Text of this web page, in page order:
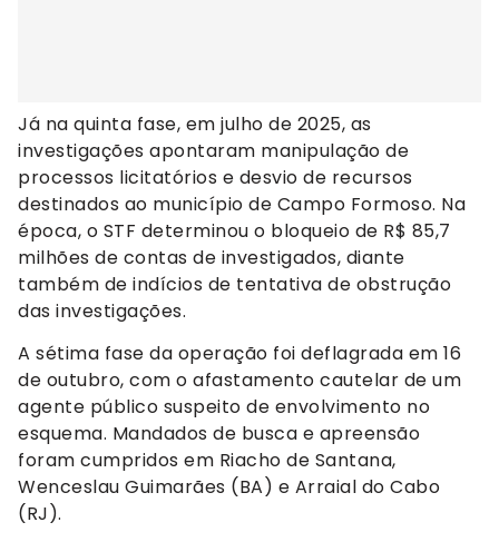
Já na quinta fase, em julho de 2025, as
investigações apontaram manipulação de
processos licitatórios e desvio de recursos
destinados ao município de Campo Formoso. Na
época, o STF determinou o bloqueio de R$ 85,7
milhões de contas de investigados, diante
também de indícios de tentativa de obstrução
das investigações.
A sétima fase da operação foi deflagrada em 16
de outubro, com o afastamento cautelar de um
agente público suspeito de envolvimento no
esquema. Mandados de busca e apreensão
foram cumpridos em Riacho de Santana,
Wenceslau Guimarães (BA) e Arraial do Cabo
(RJ).